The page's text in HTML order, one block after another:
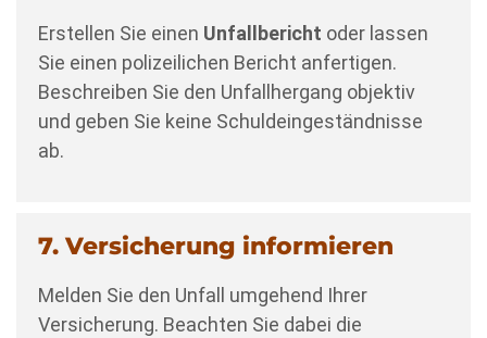
Erstellen Sie einen Unfallbericht oder lassen
Sie einen polizeilichen Bericht anfertigen.
Beschreiben Sie den Unfallhergang objektiv
und geben Sie keine Schuldeingeständnisse
ab.
7. Versicherung informieren
Melden Sie den Unfall umgehend Ihrer
Versicherung. Beachten Sie dabei die